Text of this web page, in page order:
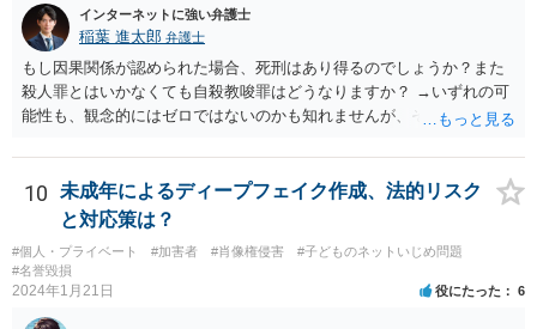
インターネットに強い弁護士
稲葉 進太郎 弁護士
もし因果関係が認められた場合、死刑はあり得るのでしょうか？また
殺人罪とはいかなくても自殺教唆罪はどうなりますか？ →いずれの可
能性も、観念的にはゼロではないのかも知れませんが、そもそもネッ
為性の問題、そしてそれを認識していたかという故意の問題もあり、
現実的に殺人とされる可能性はほぼ考えられないように思います。自
殺教唆もあり得なくはないですが、直接的かつ執拗な態様でないと、
やはり実行行為性とか因果関係とかが認められづらいように思いま
す。
10
未成年によるディープフェイク作成、法的リスク
と対応策は？
#個人・プライベート #加害者 #肖像権侵害
#子どものネットいじめ問題
#名誉毀損
2024年1月21日 役にたった 6